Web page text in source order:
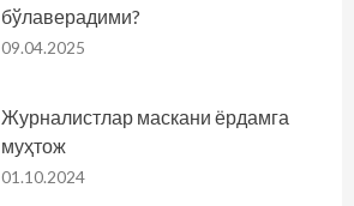
бўлаверадими?
09.04.2025
Журналистлар маскани ёрдамга
муҳтож
01.10.2024